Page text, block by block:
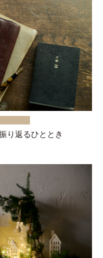
り返るひととき